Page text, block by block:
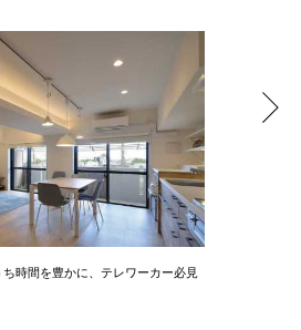
時間を豊かに、テレワーカー必見